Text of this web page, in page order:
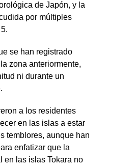
de Japón, y la
por múltiples
se han registrado
zona anteriormente,
ni durante un
a los residentes
en las islas a estar
temblores, aunque han
enfatizar que la
en las islas Tokara no